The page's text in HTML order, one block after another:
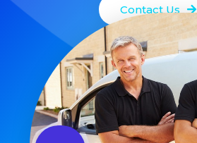
Contact Us